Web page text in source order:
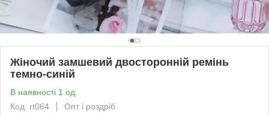
Жіночий замшевий двосторонній ремінь
темно-синій
В наявності 1 од.
Код: rt064
Опт і роздріб